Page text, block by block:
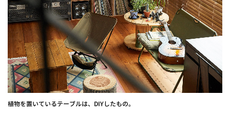
植物を置いているテーブルは、DIYしたもの。